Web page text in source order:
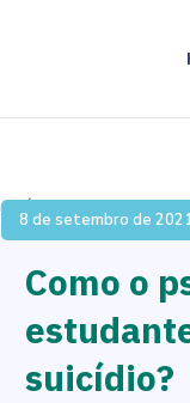
8 de setembro de
Como o
suicídio?